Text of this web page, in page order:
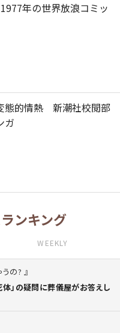
年の世界放浪コミッ
態的情熱 新潮社校閲部
ガ
ンキング
WEEKLY
うの?
体」の疑問に葬儀屋がお答えし